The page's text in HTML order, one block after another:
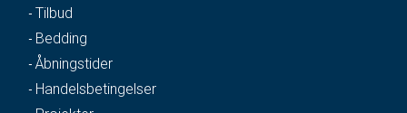
Tilbud
Bedding
Åbningstider
Handelsbetingelser